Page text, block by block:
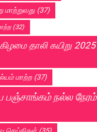
மாற்றுவது(37)
(32)
தாலி கயிறு 2025
மாற்ற (37)
பஞ்சாங்கம் நல்ல நேரம்